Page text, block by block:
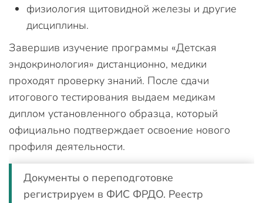
физиология щитовидной железы и другие
дисциплины.
Завершив изучение программы «Детская
эндокринология» дистанционно, медики
проходят проверку знаний. После сдачи
итогового тестирования выдаем медикам
диплом установленного образца, который
официально подтверждает освоение нового
профиля деятельности.
Документы о переподготовке
регистрируем в ФИС ФРДО. Реестр